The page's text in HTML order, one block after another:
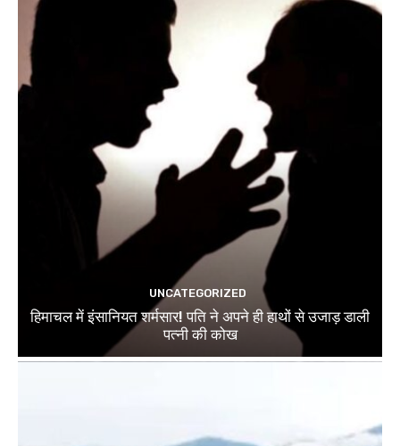
UNCATEGORIZED
हिमाचल में इंसानियत शर्मसार! पति ने अपने ही हाथों से उजाड़ डाली
पत्नी की कोख